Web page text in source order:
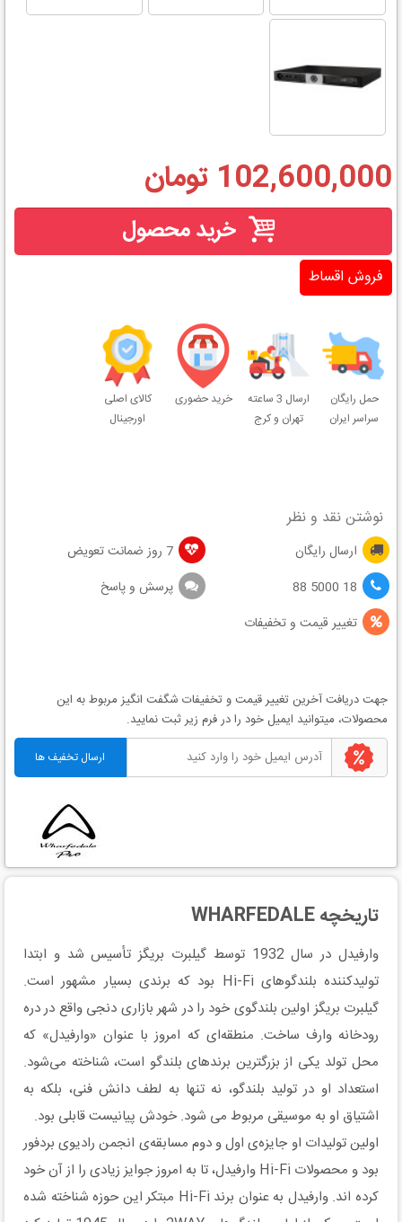
102,600,000 تومان
خرید محصول
فروش اقساط
حمل رایگان
سراسر ایران
ارسال 3 ساعته
تهران و کرج
خرید حضوری
کالای اصلی
اورجینال
نوشتن نقد و نظر
ارسال رایگان
7 روز ضمانت تعویض
18 5000 88
پرسش و پاسخ
تغییر قیمت و تخفیفات
جهت دریافت آخرین تغییر قیمت و تخفیفات شگفت انگیز مربوط به این
محصولات، میتوانید ایمیل خود را در فرم زیر ثبت نمایید.
تاریخچه WHARFEDALE
وارفیدل در سال 1932 توسط گیلبرت بریگز تأسیس شد و ابتدا
تولیدکننده بلندگوهای Hi-Fi بود که برندی بسیار مشهور است.
گیلبرت بریگز اولین بلندگوی خود را در شهر بازاری دنجی واقع در دره
رودخانه وارف ساخت. منطقه‌ای که امروز با عنوان «وارفیدل» که
محل تولد یکی از بزرگترین برندهای بلندگو است، شناخته می‌شود.
استعداد او در تولید بلندگو، نه تنها به لطف دانش فنی، بلکه به
اشتیاق او به موسیقی مربوط می شود. خودش پیانیست قابلی بود.
اولین تولیدات او جایزه‌ی اول و دوم مسابقه‌ی انجمن رادیوی بردفور
بود و محصولات Hi-Fi وارفیدل، تا به امروز جوایز زیادی را از آن خود
کرده اند. وارفیدل به عنوان برند Hi-Fi مبتکر این حوزه شناخته شده